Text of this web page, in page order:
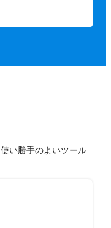
い勝手のよいツール